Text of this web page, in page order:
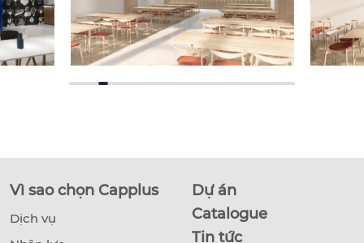
Vì sao chọn Capplus
Dịch vụ
Dự án
Catalogue
Tin tức